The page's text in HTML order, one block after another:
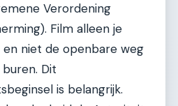
Verordening
Film alleen je
en niet de openbare weg
Dit
is belangrijk.